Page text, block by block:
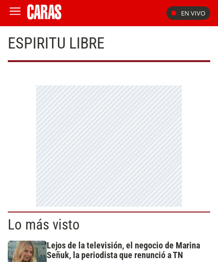
EN VIVO
ESPIRITU LIBRE
Lo más visto
Lejos de la televisión, el negocio de Marina
Señuk, la periodista que renunció a TN